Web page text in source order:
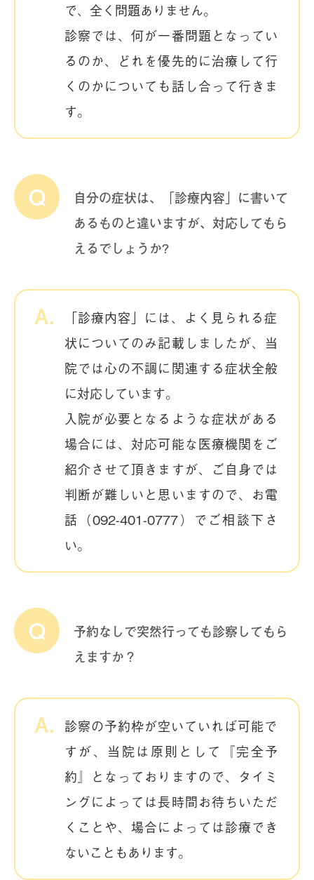
で、全く問題ありません。
診察では、何が一番問題となってい
るのか、どれを優先的に治療して行
くのかについても話し合って行きま
す。
自分の症状は、「診療内容」に書いて
あるものと違いますが、対応してもら
えるでしょうか?
「診療内容」には、よく見られる症
状についてのみ記載しましたが、当
院では心の不調に関連する症状全般
に対応しています。
入院が必要となるような症状がある
場合には、対応可能な医療機関をご
紹介させて頂きますが、ご自身では
判断が難しいと思いますので、お電
話（092-401-0777）でご相談下さ
い。
予約なしで突然行っても診察してもら
えますか？
診察の予約枠が空いていれば可能で
すが、当院は原則として『完全予
約』となっておりますので、タイミ
ングによっては長時間お待ちいただ
くことや、場合によっては診療でき
ないこともあります。